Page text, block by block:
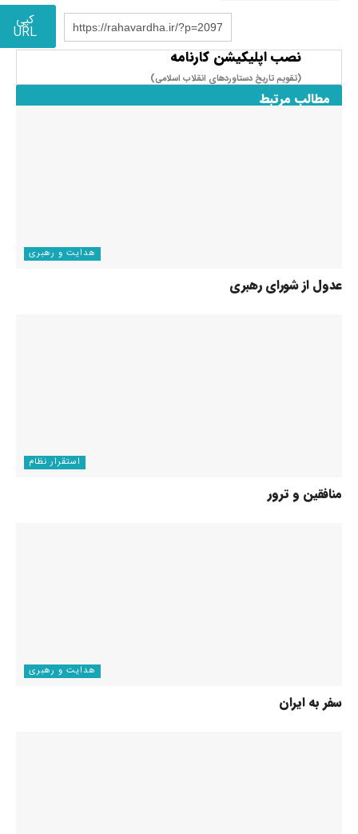
https://rahavardha.ir/?p=2097 کپی
URL
نصب اپلیکیشن کارنامه
(تقویم تاریخ دستاوردهای انقلاب اسلامی​)
مطالب مرتبط
هدایت و رهبری
عدول از شورای رهبری
استقرار نظام
منافقین و ترور
هدایت و رهبری
سفر به ایران